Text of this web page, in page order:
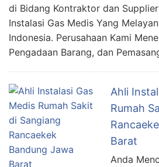
di Bidang Kontraktor dan
Instalasi Gas Medis Yang
Indonesia. Perusahaan Kami
Pengadaan Barang, dan
Ahli
Rumah
Barat
Anda